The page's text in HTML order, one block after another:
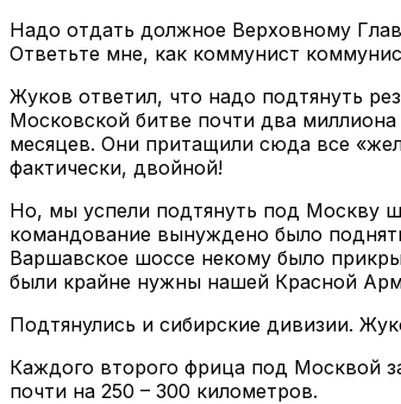
Надо отдать должное Верховному
Ответьте мне, как коммунист
Жуков ответил, что надо подтянуть
Московской битве почти два
месяцев. Они притащили сюда все
фактически, двойной!
Но, мы успели подтянуть под Москву
командование вынуждено было
Варшавское шоссе некому было
были крайне нужны нашей Красной
Подтянулись и сибирские дивизии.
Каждого второго фрица под Москвой
почти на 250 – 300 километров.